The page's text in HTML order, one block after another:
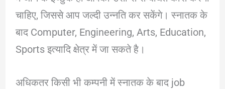
चाहिए, जिससे आप जल्दी उन्नति कर सकेंगे। स्नातक के
बाद Computer, Engineering, Arts, Education,
Sports इत्यादि क्षेत्र में जा सकते है।
अधिकतर किसी भी कम्पनी में स्नातक के बाद job